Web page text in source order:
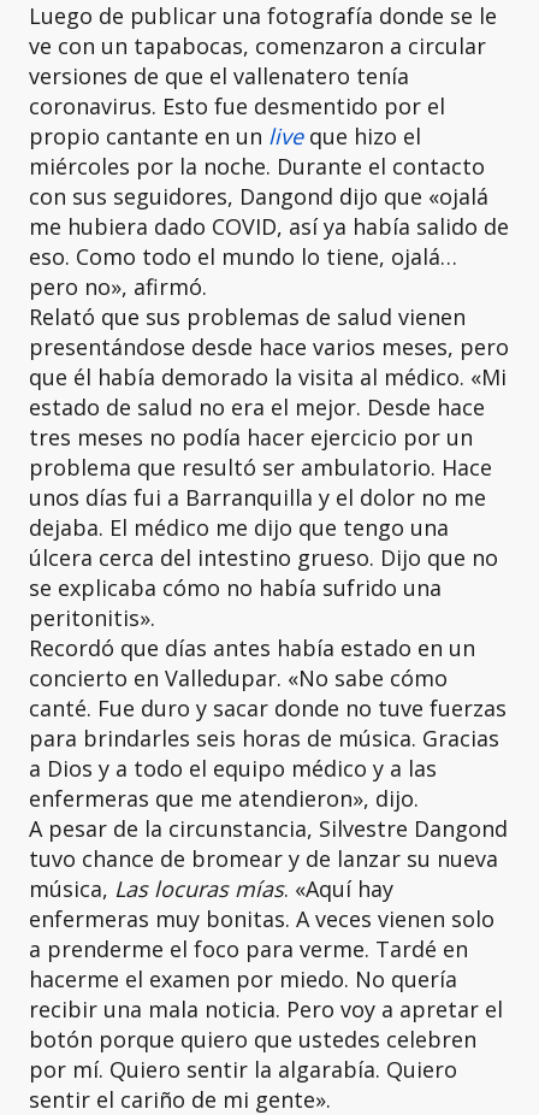
Luego de publicar una fotografía donde se le
ve con un tapabocas, comenzaron a circular
versiones de que el vallenatero tenía
coronavirus. Esto fue desmentido por el
propio cantante en un live que hizo el
miércoles por la noche. Durante el contacto
con sus seguidores, Dangond dijo que «ojalá
me hubiera dado COVID, así ya había salido de
eso. Como todo el mundo lo tiene, ojalá…
pero no», afirmó.
Relató que sus problemas de salud vienen
presentándose desde hace varios meses, pero
que él había demorado la visita al médico. «Mi
estado de salud no era el mejor. Desde hace
tres meses no podía hacer ejercicio por un
problema que resultó ser ambulatorio. Hace
unos días fui a Barranquilla y el dolor no me
dejaba. El médico me dijo que tengo una
úlcera cerca del intestino grueso. Dijo que no
se explicaba cómo no había sufrido una
peritonitis».
Recordó que días antes había estado en un
concierto en Valledupar. «No sabe cómo
canté. Fue duro y sacar donde no tuve fuerzas
para brindarles seis horas de música. Gracias
a Dios y a todo el equipo médico y a las
enfermeras que me atendieron», dijo.
A pesar de la circunstancia, Silvestre Dangond
tuvo chance de bromear y de lanzar su nueva
música, Las locuras mías. «Aquí hay
enfermeras muy bonitas. A veces vienen solo
a prenderme el foco para verme. Tardé en
hacerme el examen por miedo. No quería
recibir una mala noticia. Pero voy a apretar el
botón porque quiero que ustedes celebren
por mí. Quiero sentir la algarabía. Quiero
sentir el cariño de mi gente».